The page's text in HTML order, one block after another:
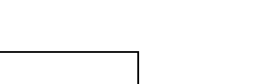
op
gegaan.